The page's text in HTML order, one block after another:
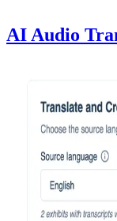
AI Audio